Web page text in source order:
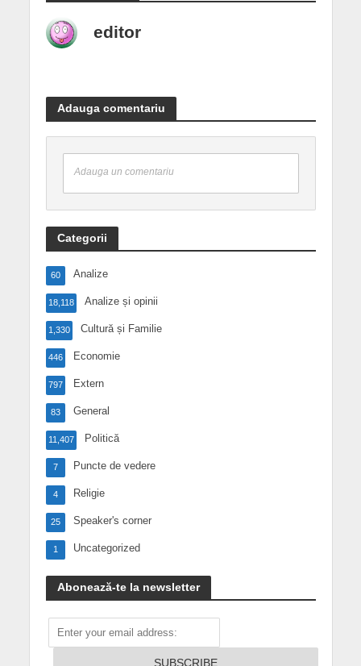
editor
Adauga comentariu
Adauga un comentariu
Categorii
Analize
60
Analize și opinii
18,118
Cultură și Familie
1,330
Economie
446
Extern
797
General
83
Politică
11,407
Puncte de vedere
7
Religie
4
Speaker's corner
25
Uncategorized
1
Abonează-te la newsletter